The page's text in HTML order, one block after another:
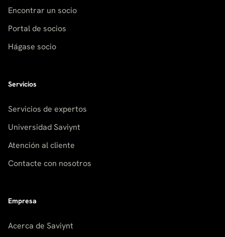
Encontrar un socio
Portal de socios
Hágase socio
Servicios
Servicios de expertos
Universidad Saviynt
Atención al cliente
Contacte con nosotros
Empresa
Acerca de Saviynt